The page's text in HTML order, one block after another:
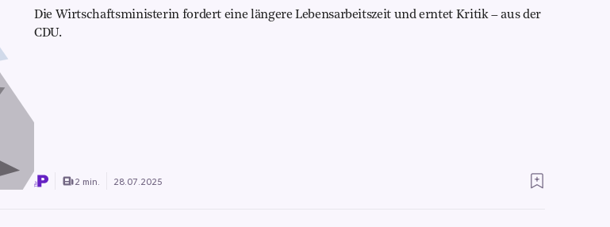
Die Wirtschaftsministerin fordert eine längere Lebensarbeitszeit und erntet Kritik – aus der
CDU.
2 min. 28.07.2025